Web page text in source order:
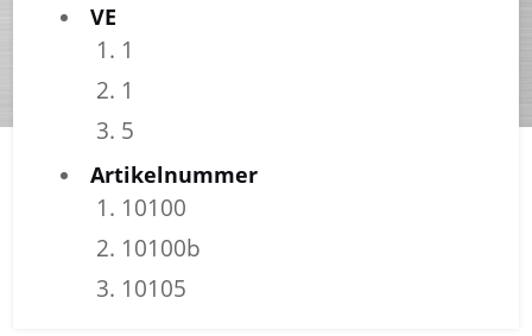
VE
1
1
5
Artikelnummer
10100
10100b
10105